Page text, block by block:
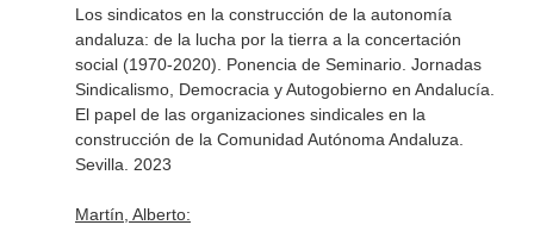
Los sindicatos en la construcción de la autonomía
andaluza: de la lucha por la tierra a la concertación
social (1970-2020). Ponencia de Seminario. Jornadas
Sindicalismo, Democracia y Autogobierno en Andalucía.
El papel de las organizaciones sindicales en la
construcción de la Comunidad Autónoma Andaluza.
Sevilla. 2023
Martín, Alberto: